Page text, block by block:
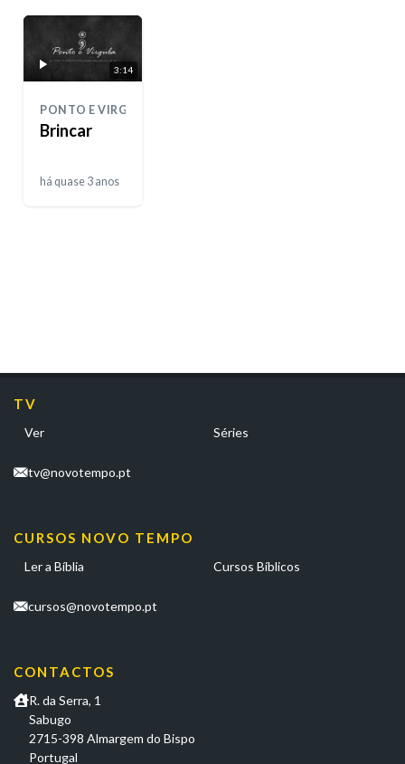
3:14
PONTO E VIRGULA
Brincar
há quase 3 anos
TV
Ver Séries
tv@novotempo.pt
CURSOS NOVO TEMPO
Ler a Bíblia Cursos Bíblicos
cursos@novotempo.pt
CONTACTOS
R. da Serra, 1
Sabugo
2715-398 Almargem do Bispo
Portugal